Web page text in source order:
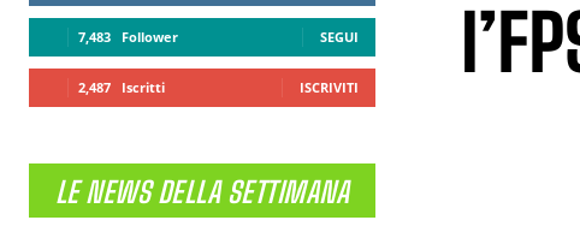
7,483 Follower SEGUI
2,487 Iscritti ISCRIVITI
LE NEWS DELLA SETTIMANA